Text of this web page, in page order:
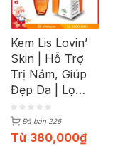
Kem Lis Lovin’
Skin | Hỗ Trợ
Trị Nám, Giúp
Đẹp Da | Lọ
30ml
Đã bán 226
Từ 380,000₫